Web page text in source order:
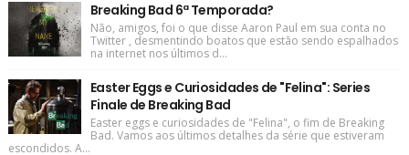
Breaking Bad 6ª Temporada?
Não, amigos, foi o que disse Aaron Paul em sua conta no
Twitter , desmentindo boatos que estão sendo espalhados
na internet nos últimos d...
Easter Eggs e Curiosidades de "Felina": Series
Finale de Breaking Bad
Easter eggs e curiosidades de "Felina", o fim de Breaking
Bad. Vamos aos últimos detalhes da série que estiveram
escondidos. A...